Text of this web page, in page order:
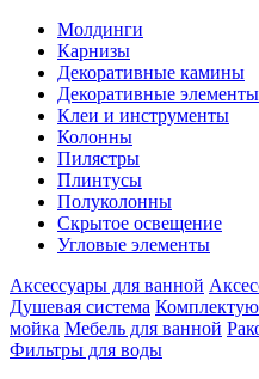
Молдинги
Карнизы
Декоративные камины
Декоративные элементы
Клеи и инструменты
Колонны
Пилястры
Плинтусы
Полуколонны
Скрытое освещение
Угловые элементы
Аксессуары для ванной
Душевая система
мойка Мебель для ванной
Фильтры для воды